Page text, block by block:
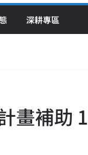
深耕專區
畫補助 1